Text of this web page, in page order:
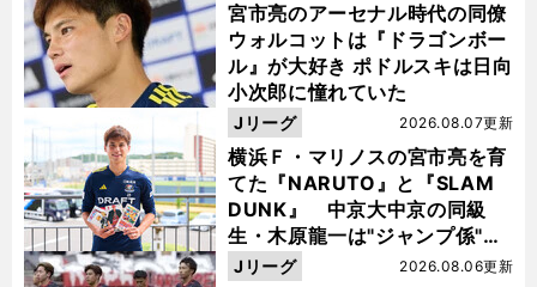
宮市亮のアーセナル時代の同僚
ウォルコットは『ドラゴンボー
ル』が大好き ポドルスキは日向
小次郎に憧れていた
横浜Ｆ・マリノスの宮市亮を育
てた『NARUTO』と『SLAM
DUNK』 中京大中京の同級
生・木原龍一は"ジャンプ係"だ
った
2026.08.07更新
Jリーグ
2026.08.06更新
Jリーグ